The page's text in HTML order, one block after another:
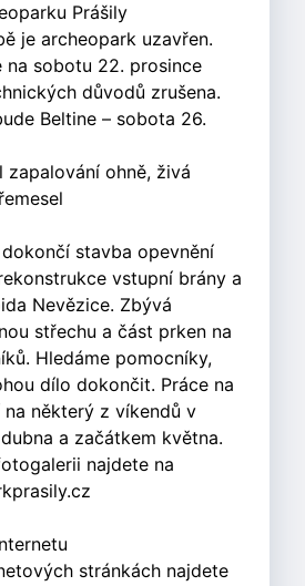
Prášily
je archeopark uzavřen.
na sobotu 22. prosince
důvodů zrušena.
Beltine – sobota 26.
zapalování ohně, živá
stavba opevnění
vstupní brány a
Nevězice. Zbývá
střechu a část prken na
Hledáme pomocníky,
dílo dokončit. Práce na
na některý z víkendů v
a začátkem května.
najdete na
stránkách najdete